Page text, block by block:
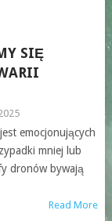
SIĘ
emocjonujących
mniej lub
dronów bywają
Read More